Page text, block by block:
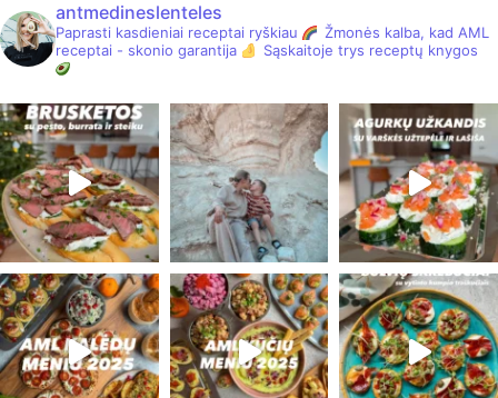
antmedineslenteles
Paprasti kasdieniai receptai ryškiau
Žmonės kalba, kad AML
receptai - skonio garantija
Sąskaitoje trys receptų knygos